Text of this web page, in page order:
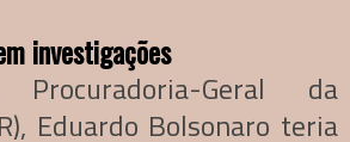
investigações
Geral da
Eduardo Bolsonaro teria